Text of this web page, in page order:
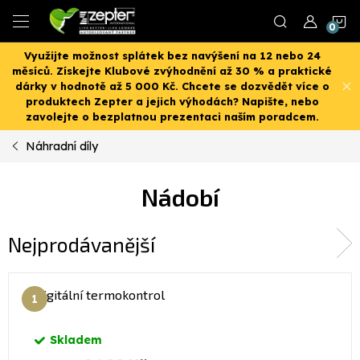
obsah
Využijte možnost splátek bez navýšení na 12 nebo 24
měsíců. Získejte Klubové zvýhodnění až 30 % a praktické
dárky v hodnotě až 5 000 Kč. Chcete se dozvědět více o
produktech Zepter a jejich výhodách? Napište, nebo
zavolejte o bezplatnou prezentaci naším poradcem.
Náhradní díly
Nádobí
Nejprodávanější
Digitální termokontrol
Skladem